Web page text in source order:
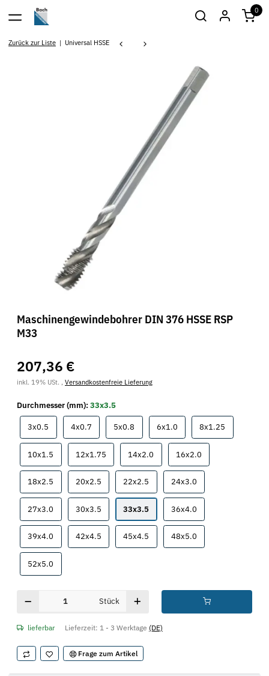
0
Zurück zur Liste Universal HSSE
Maschinengewindebohrer DIN 376 HSSE RSP
M33
207,36 €
inkl. 19% USt. , Versandkostenfreie Lieferung
Durchmesser (mm): 33x3.5
3x0.5 4x0.74x0.7 5x0.8 6x1.06x1.0 8x1.25
10x1.5 10x1.512x1.7512x1.7514x2.0 14x2.016x2.016x2.0
18x2.5 18x2.520x2.520x2.522x2.5 22x2.524x3.024x3.0
27x3.0 27x3.030x3.530x3.533x3.533x3.536x4.036x4.0
39x4.0 39x4.042x4.542x4.545x4.5 45x4.548x5.048x5.0
52x5.0
Stück
lieferbar Lieferzeit: 1 - 3 Werktage (DE)
Frage zum Artikel